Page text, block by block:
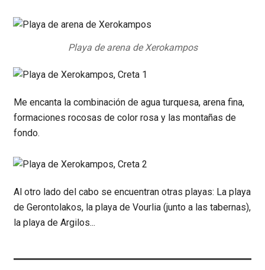
Playa de arena de Xerokampos
Me encanta la combinación de agua turquesa, arena fina,
formaciones rocosas de color rosa y las montañas de
fondo.
Al otro lado del cabo se encuentran otras playas: La playa
de Gerontolakos, la playa de Vourlia (junto a las tabernas),
la playa de Argilos...